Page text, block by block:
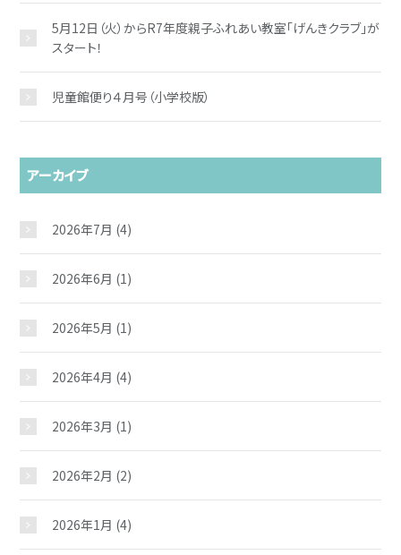
5月12日（火）からR7年度親子ふれあい教室「げんきクラブ」が
スタート！
児童館便り４月号（小学校版）
アーカイブ
2026年7月 (4)
2026年6月 (1)
2026年5月 (1)
2026年4月 (4)
2026年3月 (1)
2026年2月 (2)
2026年1月 (4)